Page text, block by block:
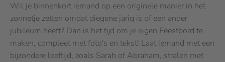
Wil je binnenkort iemand op een originele manier in het
zonnetje zetten omdat diegene jarig is of een ander
jubileum heeft? Dan is het tijd om je eigen Feestbord te
maken, compleet met foto's en tekst! Laat iemand met een
bijzondere leeftijd, zoals Sarah of Abraham, stralen met